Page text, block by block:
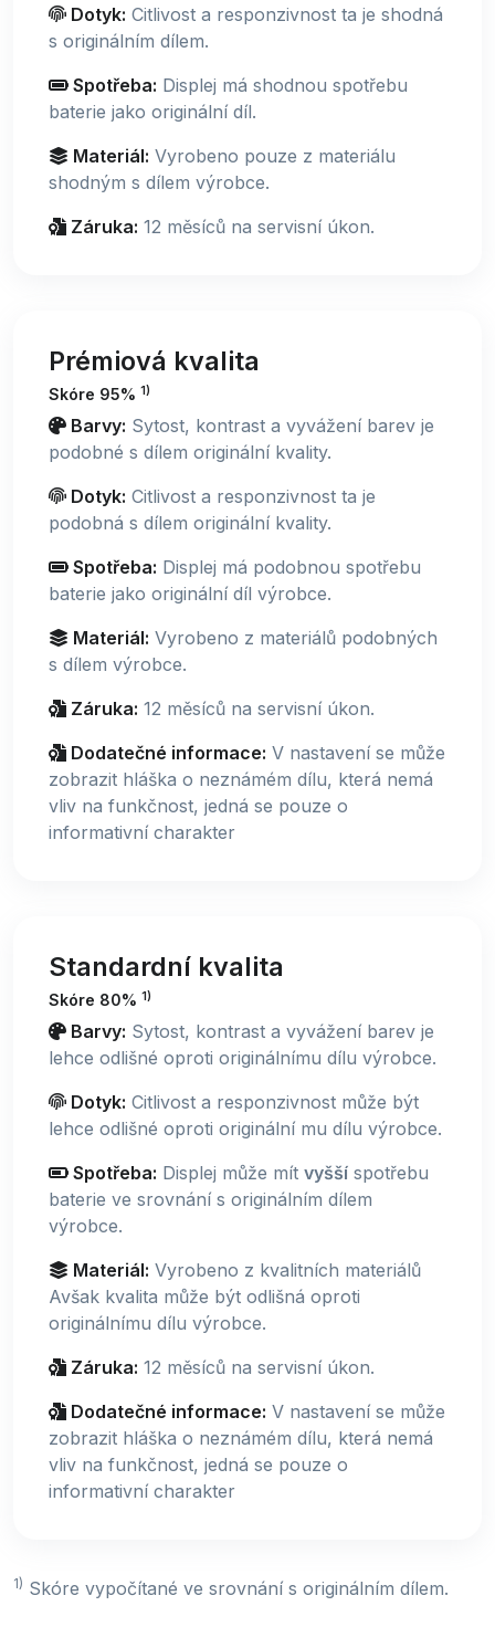
Dotyk: Citlivost a responzivnost ta je shodná
s originálním dílem.
Spotřeba: Displej má shodnou spotřebu
baterie jako originální díl.
Materiál: Vyrobeno pouze z materiálu
shodným s dílem výrobce.
Záruka: 12 měsíců na servisní úkon.
Prémiová kvalita
Skóre 95% 1)
Barvy: Sytost, kontrast a vyvážení barev je
podobné s dílem originální kvality.
Dotyk: Citlivost a responzivnost ta je
podobná s dílem originální kvality.
Spotřeba: Displej má podobnou spotřebu
baterie jako originální díl výrobce.
Materiál: Vyrobeno z materiálů podobných
s dílem výrobce.
Záruka: 12 měsíců na servisní úkon.
Dodatečné informace: V nastavení se může
zobrazit hláška o neznámém dílu, která nemá
vliv na funkčnost, jedná se pouze o
informativní charakter
Standardní kvalita
Skóre 80% 1)
Barvy: Sytost, kontrast a vyvážení barev je
lehce odlišné oproti originálnímu dílu výrobce.
Dotyk: Citlivost a responzivnost může být
lehce odlišné oproti originální mu dílu výrobce.
Spotřeba: Displej může mít vyšší spotřebu
baterie ve srovnání s originálním dílem
výrobce.
Materiál: Vyrobeno z kvalitních materiálů
Avšak kvalita může být odlišná oproti
originálnímu dílu výrobce.
Záruka: 12 měsíců na servisní úkon.
Dodatečné informace: V nastavení se může
zobrazit hláška o neznámém dílu, která nemá
vliv na funkčnost, jedná se pouze o
informativní charakter
1) Skóre vypočítané ve srovnání s originálním dílem.